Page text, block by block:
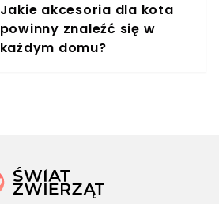
Jakie akcesoria dla kota
powinny znaleźć się w
każdym domu?